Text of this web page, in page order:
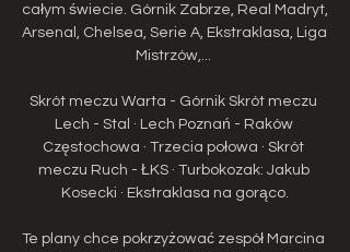
całym świecie. Górnik Zabrze, Real Madryt,
Arsenal, Chelsea, Serie A, Ekstraklasa, Liga
Mistrzów,...
Skrót meczu Warta - Górnik Skrót meczu
Lech - Stal · Lech Poznań - Raków
Częstochowa · Trzecia połowa · Skrót
meczu Ruch - ŁKS · Turbokozak: Jakub
Kosecki · Ekstraklasa na gorąco.
Te plany chce pokrzyżować zespół Marcina